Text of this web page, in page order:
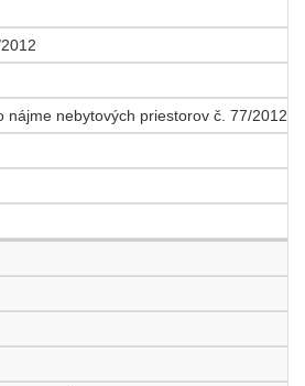
nájme nebytových priestorov č. 77/2012